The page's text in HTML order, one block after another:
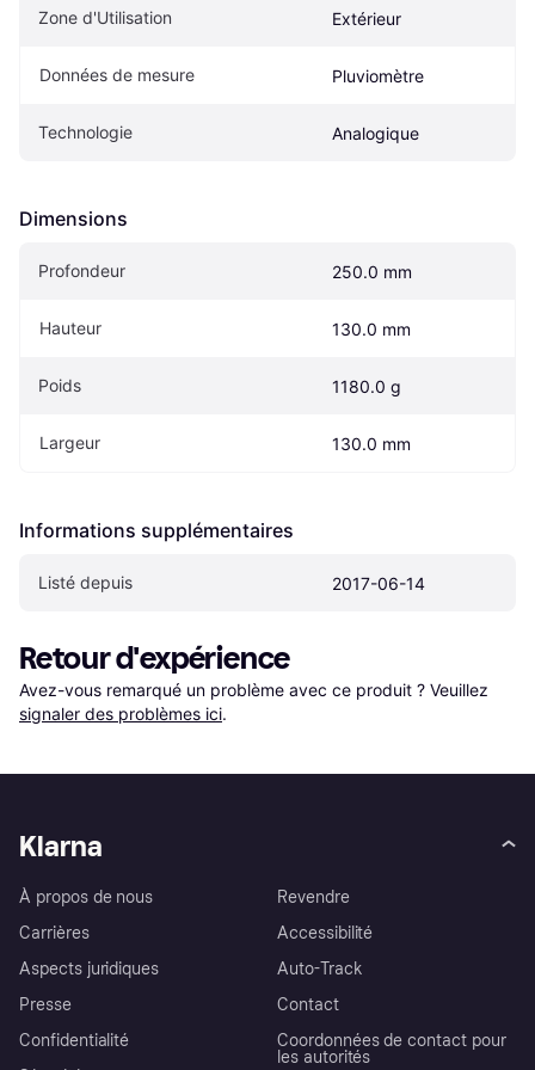
Zone d'Utilisation Extérieur
Données de mesure Pluviomètre
Technologie Analogique
Dimensions
Profondeur 250.0 mm
Hauteur 130.0 mm
Poids 1180.0 g
Largeur 130.0 mm
Informations supplémentaires
Listé depuis 2017-06-14
Retour d'expérience
Avez-vous remarqué un problème avec ce produit ? Veuillez
signaler des problèmes ici.
Klarna
À propos de nous
Carrières
Aspects juridiques
Presse
Confidentialité
Revendre
Accessibilité
Auto-Track
Contact
Coordonnées de contact pour
les autorités